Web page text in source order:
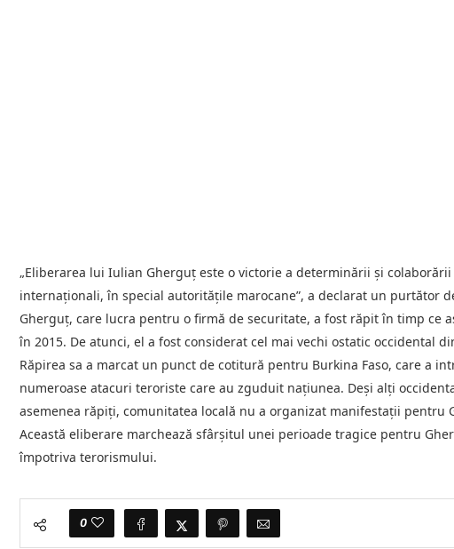
„Eliberarea lui Iulian Gherguț este o victorie a determinării și
internaționali, în special autoritățile marocane”, a declarat un purtător
Gherguț, care lucra pentru o firmă de securitate, a fost răpit în timp ce
în 2015. De atunci, el a fost considerat cel mai vechi ostatic occidental
Răpirea sa a marcat un punct de cotitură pentru Burkina Faso, care a
numeroase atacuri teroriste care au zguduit națiunea. Deși alți
asemenea răpiți, comunitatea locală nu a organizat manifestații pentru
Această eliberare marchează sfârșitul unei perioade tragice pentru
împotriva terorismului.
0